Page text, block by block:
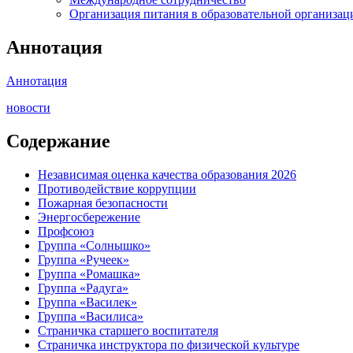
Организация питания в образовательной
Аннотация
Аннотация
новости
Содержание
Независимая оценка качества образования 2026
Противодействие коррупции
Пожарная безопасности
Энергосбережение
Профсоюз
Группа «Солнышко»
Группа «Ручеек»
Группа «Ромашка»
Группа «Радуга»
Группа «Василек»
Группа «Василиса»
Страничка старшего воспитателя
Страничка инструктора по физической культуре